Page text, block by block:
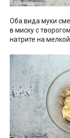
Оба вида муки
в миску с
натрите на